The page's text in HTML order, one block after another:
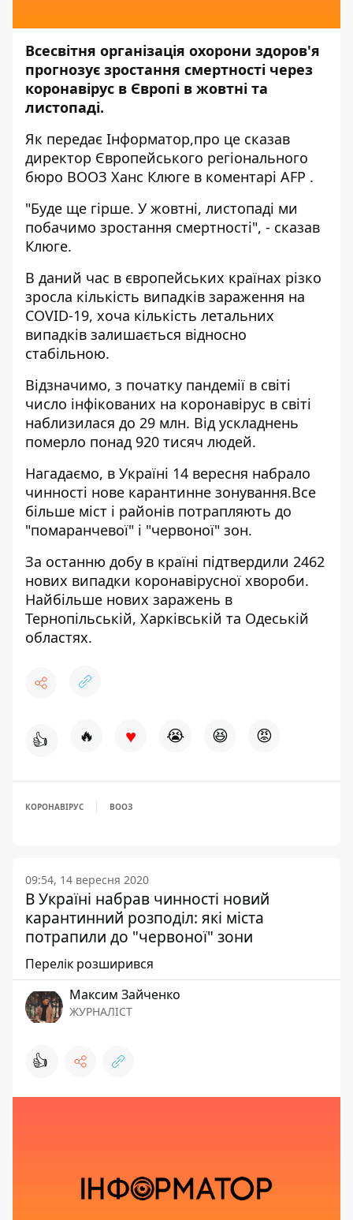
Всесвітня організація охорони здоров'я
прогнозує зростання смертності через
коронавірус в Європі в жовтні та
листопаді.
Як передає Інформатор,про це сказав
директор Європейського регіонального
бюро ВООЗ Ханс Клюге в коментарі AFP .
"Буде ще гірше. У жовтні, листопаді ми
побачимо зростання смертності", - сказав
Клюге.
В даний час в європейських країнах різко
зросла кількість випадків зараження на
COVID-19, хоча кількість летальних
випадків залишається відносно
стабільною.
Відзначимо, з початку пандемії в світі
число інфікованих на коронавірус в світі
наблизилася до 29 млн. Від ускладнень
померло понад 920 тисяч людей.
Нагадаємо, в Україні 14 вересня набрало
чинності нове карантинне зонування.Все
більше міст і районів потрапляють до
"помаранчевої" і "червоної" зон.
За останню добу в країні підтвердили 2462
нових випадки коронавірусної хвороби.
Найбільше нових заражень в
Тернопільській, Харківській та Одеській
областях.
👍 🔥 ♥ 😭 😆 😡
КОРОНАВІРУС ВООЗ
09:54, 14 вересня 2020
В Україні набрав чинності новий
карантинний розподіл: які міста
потрапили до "червоної" зони
Перелік розширився
Максим Зайченко
ЖУРНАЛІСТ
👍